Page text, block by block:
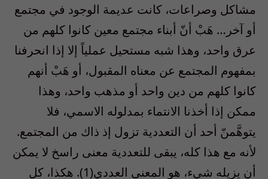
مشاكل وصراعات، كانت عديمة الوجود في مجتمع
أو آخر… هَبْ أنّ أبناء مجتمع معين كانوا كلهم من
عرق واحد، وهذا شبه مستحيل عملياً إلا إذا انحرفنا
بمفهوم المجتمع عن معناه المقبول، أو هَبْ أنهم
كانوا كلهم من دين واحد أو مذهب واحد، وهذا
ممكن إذا أخذنا الانتماء بمدلوله الاسمي، فلا
يتوهَّمنّ أحد أن التعددية تزول إذ ذاك من المجتمع.
لأنه مع هذا كله، يبقى للتعددية معنى راسخ لا يمكن
أن يزيله شيء، هو المعنى العددي(1). هكذا، كل